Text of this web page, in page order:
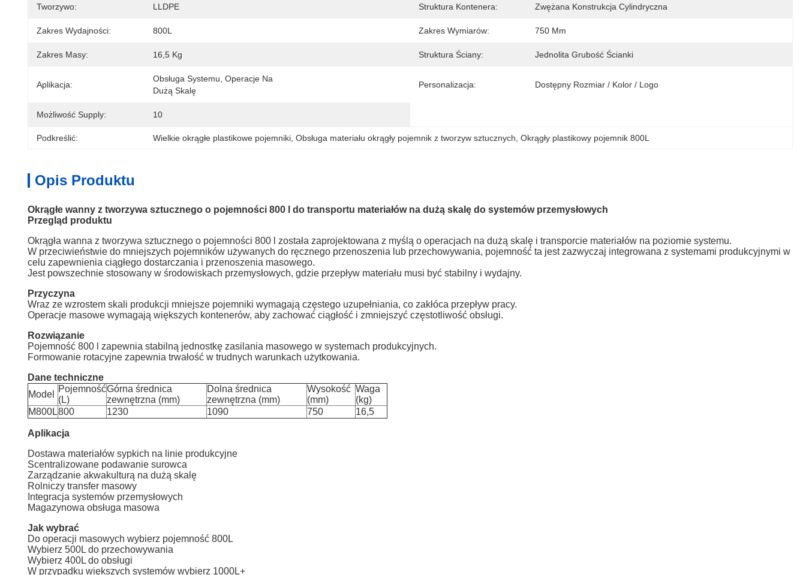
Tworzywo: LLDPE Struktura Kontenera: Zwężana Konstrukcja Cylindryczna
Zakres Wydajności: 800L Zakres Wymiarów: 750 Mm
Zakres Masy: 16,5 Kg Struktura Ściany: Jednolita Grubość Ścianki
Aplikacja:
Obsługa Systemu, Operacje Na
Dużą Skalę
Personalizacja: Dostępny Rozmiar / Kolor / Logo
Możliwość Supply: 10
Podkreślić: Wielkie okrągłe plastikowe pojemniki Obsługa materiału okrągły pojemnik z tworzyw sztucznych Okrągły plastikowy pojemnik 800L
Opis Produktu
Okrągłe wanny z tworzywa sztucznego o pojemności 800 l do transportu materiałów na dużą skalę do systemów przemysłowych
Przegląd produktu
Okrągła wanna z tworzywa sztucznego o pojemności 800 l została zaprojektowana z myślą o operacjach na dużą skalę i transporcie materiałów na poziomie systemu.
W przeciwieństwie do mniejszych pojemników używanych do ręcznego przenoszenia lub przechowywania, pojemność ta jest zazwyczaj integrowana z systemami produkcyjnymi w
celu zapewnienia ciągłego dostarczania i przenoszenia masowego.
Jest powszechnie stosowany w środowiskach przemysłowych, gdzie przepływ materiału musi być stabilny i wydajny.
Przyczyna
Wraz ze wzrostem skali produkcji mniejsze pojemniki wymagają częstego uzupełniania, co zakłóca przepływ pracy.
Operacje masowe wymagają większych kontenerów, aby zachować ciągłość i zmniejszyć częstotliwość obsługi.
Rozwiązanie
Pojemność 800 l zapewnia stabilną jednostkę zasilania masowego w systemach produkcyjnych.
Formowanie rotacyjne zapewnia trwałość w trudnych warunkach użytkowania.
Dane techniczne
Model
Pojemność
(L)
Górna średnica
zewnętrzna (mm)
Dolna średnica
zewnętrzna (mm)
Wysokość
(mm)
Waga
(kg)
M800L800 1230 1090 750 16,5
Aplikacja
Dostawa materiałów sypkich na linie produkcyjne
Scentralizowane podawanie surowca
Zarządzanie akwakulturą na dużą skalę
Rolniczy transfer masowy
Integracja systemów przemysłowych
Magazynowa obsługa masowa
Jak wybrać
Do operacji masowych wybierz pojemność 800L
Wybierz 500L do przechowywania
Wybierz 400L do obsługi
W przypadku większych systemów wybierz 1000L+